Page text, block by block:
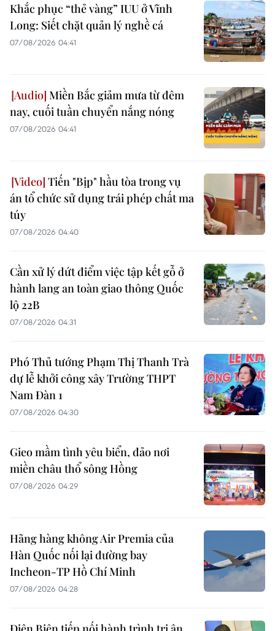
Khắc phục “thẻ vàng” IUU ở Vĩnh
Long: Siết chặt quản lý nghề cá
07/08/2026 04:41
Miền Bắc giảm mưa từ đêm
nay, cuối tuần chuyển nắng nóng
07/08/2026 04:41
Tiến "Bịp" hầu tòa trong vụ
án tổ chức sử dụng trái phép chất ma
túy
07/08/2026 04:40
Cần xử lý dứt điểm việc tập kết gỗ ở
hành lang an toàn giao thông Quốc
lộ 22B
07/08/2026 04:31
Phó Thủ tướng Phạm Thị Thanh Trà
dự lễ khởi công xây Trường THPT
Nam Đàn 1
07/08/2026 04:30
Gieo mầm tình yêu biển, đảo nơi
miền châu thổ sông Hồng
07/08/2026 04:29
Hãng hàng không Air Premia của
Hàn Quốc nối lại đường bay
Incheon-TP Hồ Chí Minh
07/08/2026 04:28